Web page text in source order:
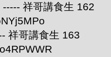
祥哥講食生 162
祥哥講食生 163